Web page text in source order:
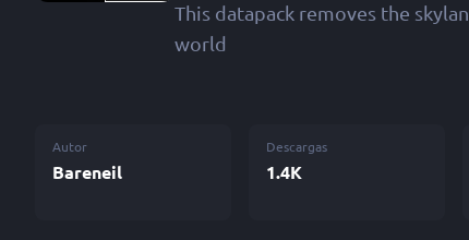
This datapack removes the
world
Autor
Bareneil
Descargas
1.4K